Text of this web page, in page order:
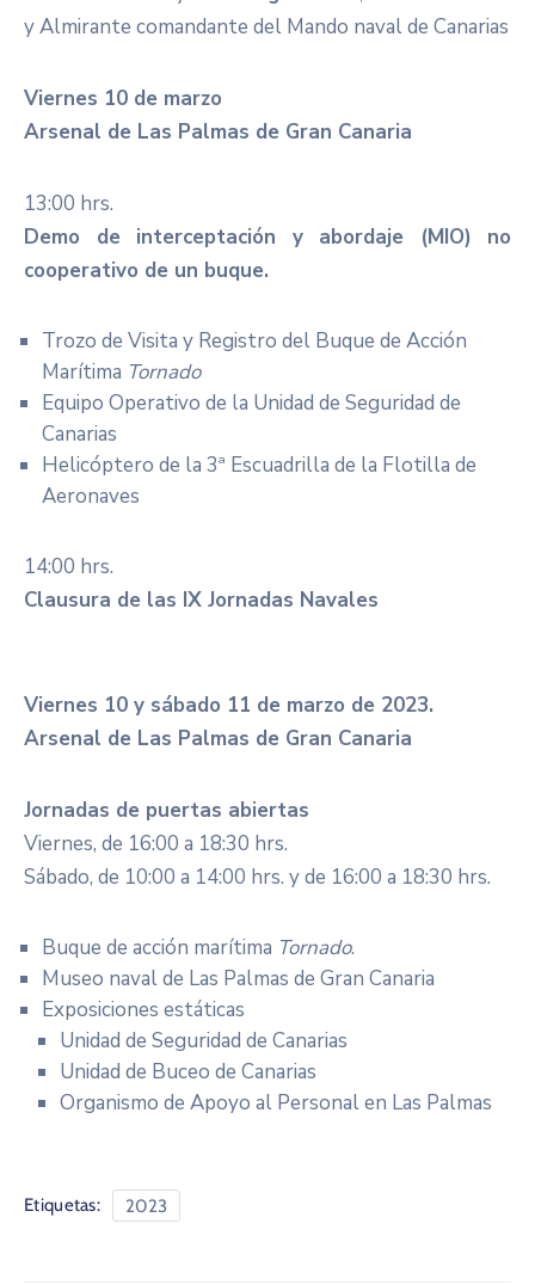
y Almirante comandante del Mando naval de Canarias
Viernes 10 de marzo
Arsenal de Las Palmas de Gran Canaria
13:00 hrs.
Demo de interceptación y abordaje (MIO) no
cooperativo de un buque.
Trozo de Visita y Registro del Buque de Acción
Marítima Tornado
Equipo Operativo de la Unidad de Seguridad de
Canarias
Helicóptero de la 3ª Escuadrilla de la Flotilla de
Aeronaves
14:00 hrs.
Clausura de las IX Jornadas Navales
Viernes 10 y sábado 11 de marzo de 2023.
Arsenal de Las Palmas de Gran Canaria
Jornadas de puertas abiertas
Viernes, de 16:00 a 18:30 hrs.
Sábado, de 10:00 a 14:00 hrs. y de 16:00 a 18:30 hrs.
Buque de acción marítima Tornado.
Museo naval de Las Palmas de Gran Canaria
Exposiciones estáticas
Unidad de Seguridad de Canarias
Unidad de Buceo de Canarias
Organismo de Apoyo al Personal en Las Palmas
Etiquetas: 2023